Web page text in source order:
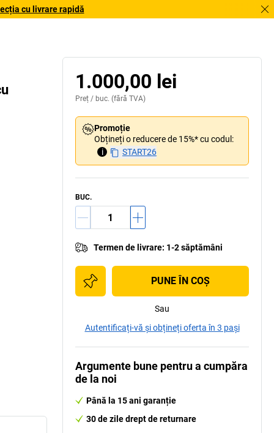
cu livrare rapidă
1.000,00 lei
Preț / buc. (fără TVA)
Promoție
Obțineți o reducere de 15%* cu codul:
i
START26
BUC.
Termen de livrare: 1-2 săptămâni
PUNE ÎN COŞ
Sau
Autentificați-vă și obțineți oferta în 3 pași
Argumente bune pentru a cumpăra
de la noi
Până la 15 ani garanție
30 de zile drept de returnare